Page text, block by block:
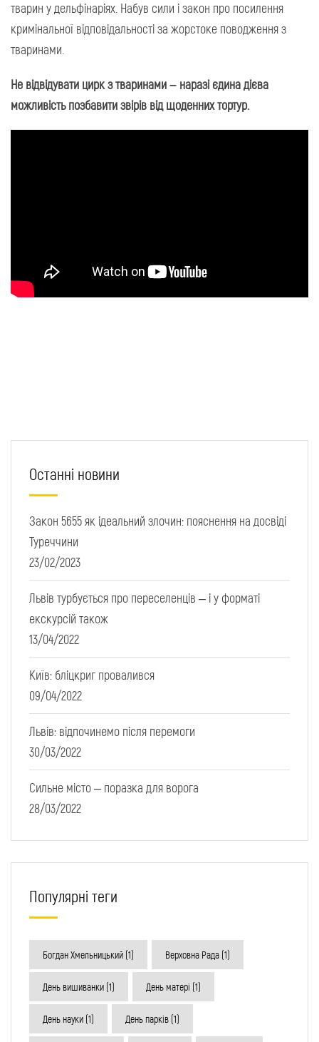
тварин у дельфінаріях. Набув сили і закон про посилення
кримінальної відповідальності за жорстоке поводження з
тваринами.
Не відвідувати цирк з тваринами – наразі єдина дієва
можливість позбавити звірів від щоденних тортур.
Останні новини
Закон 5655 як ідеальний злочин: пояснення на досвіді
Туреччини
23/02/2023
Львів турбується про переселенців – і у форматі
екскурсій також
13/04/2022
Київ: бліцкриг провалився
09/04/2022
Львів: відпочинемо після перемоги
30/03/2022
Сильне місто – поразка для ворога
28/03/2022
Популярні теги
Богдан Хмельницький (1) Верховна Рада (1)
День вишиванки (1) День матері (1)
День науки (1) День парків (1)